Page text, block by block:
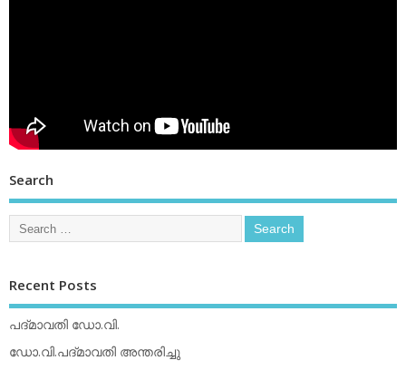
Search
Recent Posts
പദ്മാവതി ഡോ.വി.
ഡോ.വി.പദ്മാവതി അന്തരിച്ചു